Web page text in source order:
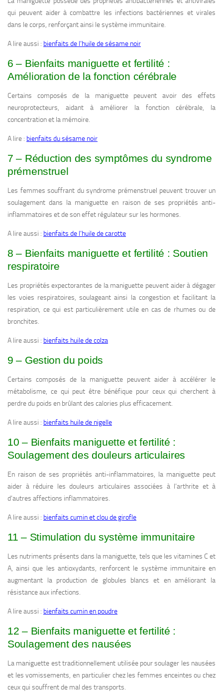
qui peuvent aider à combattre les infections bactériennes et virales
dans le corps, renforçant ainsi le système immunitaire.
A lire aussi : bienfaits de l’huile de sésame noir
6 – Bienfaits maniguette et fertilité :
Amélioration de la fonction cérébrale
Certains composés de la maniguette peuvent avoir des effets
neuroprotecteurs, aidant à améliorer la fonction cérébrale, la
concentration et la mémoire.
A lire : bienfaits du sésame noir
7 – Réduction des symptômes du syndrome
prémenstruel
Les femmes souffrant du syndrome prémenstruel peuvent trouver un
soulagement dans la maniguette en raison de ses propriétés anti-
inflammatoires et de son effet régulateur sur les hormones.
A lire aussi : bienfaits de l’huile de carotte
8 – Bienfaits maniguette et fertilité : Soutien
respiratoire
Les propriétés expectorantes de la maniguette peuvent aider à dégager
les voies respiratoires, soulageant ainsi la congestion et facilitant la
respiration, ce qui est particulièrement utile en cas de rhumes ou de
bronchites.
A lire aussi : bienfaits huile de colza
9 – Gestion du poids
Certains composés de la maniguette peuvent aider à accélérer le
métabolisme, ce qui peut être bénéfique pour ceux qui cherchent à
perdre du poids en brûlant des calories plus efficacement.
A lire aussi : bienfaits huile de nigelle
10 – Bienfaits maniguette et fertilité :
Soulagement des douleurs articulaires
En raison de ses propriétés anti-inflammatoires, la maniguette peut
aider à réduire les douleurs articulaires associées à l’arthrite et à
d’autres affections inflammatoires.
A lire aussi : bienfaits cumin et clou de girofle
11 – Stimulation du système immunitaire
Les nutriments présents dans la maniguette, tels que les vitamines C et
A, ainsi que les antioxydants, renforcent le système immunitaire en
augmentant la production de globules blancs et en améliorant la
résistance aux infections.
A lire aussi : bienfaits cumin en poudre
12 – Bienfaits maniguette et fertilité :
Soulagement des nausées
La maniguette est traditionnellement utilisée pour soulager les nausées
et les vomissements, en particulier chez les femmes enceintes ou chez
ceux qui souffrent de mal des transports.